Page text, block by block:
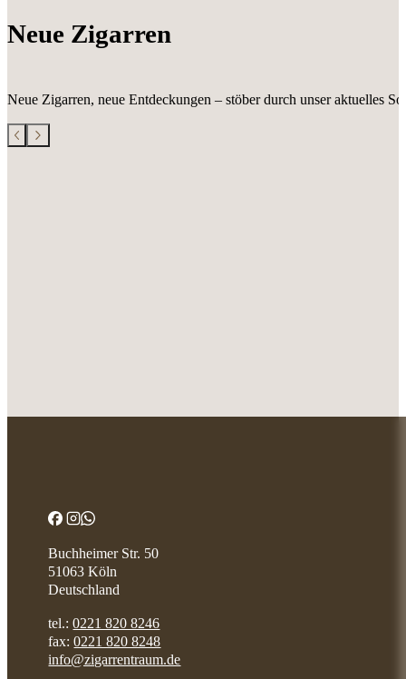
Neue Zigarren
Neue Zigarren, neue Entdeckungen – stöber durch unser aktuelles
Buchheimer Str. 50
51063 Köln
Deutschland
tel.:0221 820 8246
fax:0221 820 8248
info@zigarrentraum.de